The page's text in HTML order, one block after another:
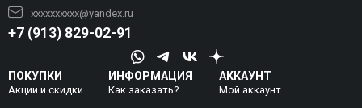
xxxxxxxxxx@yandex.ru
+7 (913) 829-02-91
ПОКУПКИ
Акции и скидки
ИНФОРМАЦИЯ
Как заказать?
АККАУНТ
Мой аккаунт